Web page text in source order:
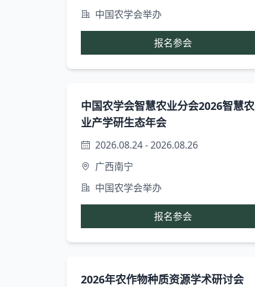
中国农学会举办
报名参会
中国农学会智慧农业分会2026智慧农
业产学研生态年会
2026.08.24 - 2026.08.26
广西南宁
中国农学会举办
报名参会
2026年农作物种质资源学术研讨会